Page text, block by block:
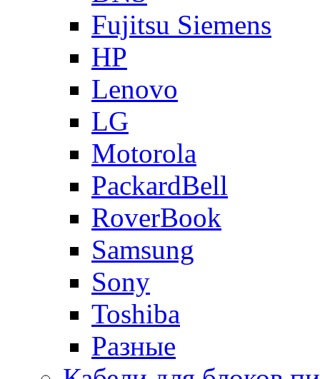
Fujitsu Siemens
HP
Lenovo
LG
Motorola
PackardBell
RoverBook
Samsung
Sony
Toshiba
Разные